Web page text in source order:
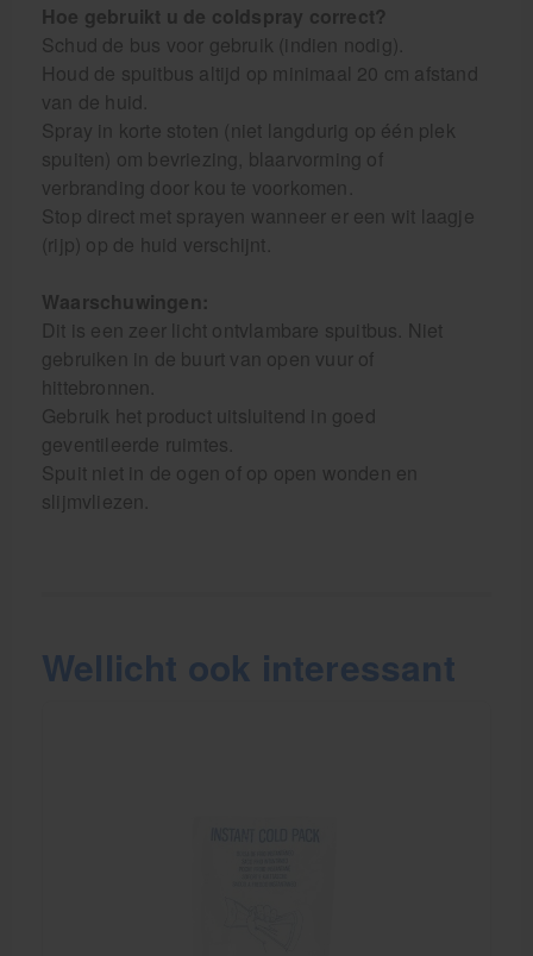
Hoe gebruikt u de coldspray correct?
Schud de bus voor gebruik (indien nodig).
Houd de spuitbus altijd op minimaal 20 cm afstand
van de huid.
Spray in korte stoten (niet langdurig op één plek
spuiten) om bevriezing, blaarvorming of
verbranding door kou te voorkomen.
Stop direct met sprayen wanneer er een wit laagje
(rijp) op de huid verschijnt.
Waarschuwingen:
Dit is een zeer licht ontvlambare spuitbus. Niet
gebruiken in de buurt van open vuur of
hittebronnen.
Gebruik het product uitsluitend in goed
geventileerde ruimtes.
Spuit niet in de ogen of op open wonden en
slijmvliezen.
Wellicht ook interessant